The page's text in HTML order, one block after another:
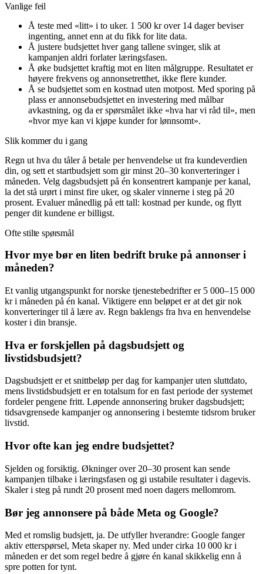
Vanlige feil
Å teste med «litt» i to uker. 1 500 kr over 14 dager beviser
ingenting, annet enn at du fikk for lite data.
Å justere budsjettet hver gang tallene svinger, slik at
kampanjen aldri forlater læringsfasen.
Å øke budsjettet kraftig mot en liten målgruppe. Resultatet er
høyere frekvens og annonsetretthet, ikke flere kunder.
Å se budsjettet som en kostnad uten motpost. Med sporing på
plass er annonsebudsjettet en investering med målbar
avkastning, og da er spørsmålet ikke «hva har vi råd til», men
«hvor mye kan vi kjøpe kunder for lønnsomt».
Slik kommer du i gang
Regn ut hva du tåler å betale per henvendelse ut fra kundeverdien
din, og sett et startbudsjett som gir minst 20–30 konverteringer i
måneden. Velg dagsbudsjett på én konsentrert kampanje per kanal,
la det stå urørt i minst fire uker, og skaler vinnerne i steg på 20
prosent. Evaluer månedlig på ett tall: kostnad per kunde, og flytt
penger dit kundene er billigst.
Ofte stilte spørsmål
Hvor mye bør en liten bedrift bruke på annonser i
måneden?
Et vanlig utgangspunkt for norske tjenestebedrifter er 5 000–15 000
kr i måneden på én kanal. Viktigere enn beløpet er at det gir nok
konverteringer til å lære av. Regn baklengs fra hva en henvendelse
koster i din bransje.
Hva er forskjellen på dagsbudsjett og
livstidsbudsjett?
Dagsbudsjett er et snittbeløp per dag for kampanjer uten sluttdato,
mens livstidsbudsjett er en totalsum for en fast periode der systemet
fordeler pengene fritt. Løpende annonsering bruker dagsbudsjett;
tidsavgrensede kampanjer og annonsering i bestemte tidsrom bruker
livstid.
Hvor ofte kan jeg endre budsjettet?
Sjelden og forsiktig. Økninger over 20–30 prosent kan sende
kampanjen tilbake i læringsfasen og gi ustabile resultater i dagevis.
Skaler i steg på rundt 20 prosent med noen dagers mellomrom.
Bør jeg annonsere på både Meta og Google?
Med et romslig budsjett, ja. De utfyller hverandre: Google fanger
aktiv etterspørsel, Meta skaper ny. Med under cirka 10 000 kr i
måneden er det som regel bedre å gjøre én kanal skikkelig enn å
spre potten for tynt.